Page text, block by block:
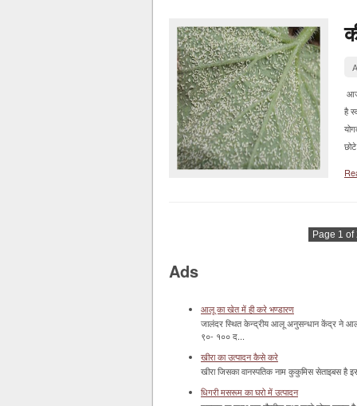
है
Page 1 of
Ads
आलू का खेत में ही करे भण्डारण
जालंदर स्थित केन्द्रीय आलू अनुसन्धान केंद्र ने
९०- १०० द...
खीरा का उत्पादन कैसे करे
खीरा जिसका वानस्पतिक नाम कुकुमिस सेताइबस है
धिगरी मसरूम का घरो में उत्पादन